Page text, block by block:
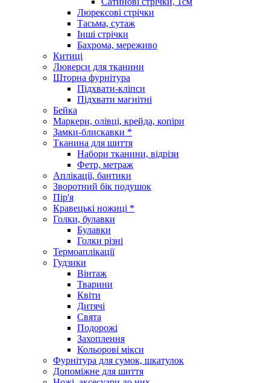
Люрексові стрічки
Тасьма, сутаж
Інші стрічки
Бахрома, мереживо
Китиці
Люверси для тканини
Шторна фурнітура
Підхвати-кліпси
Підхвати магнітні
Бейка
Маркери, олівці, крейда, копіри
Замки-блискавки *
Тканина для шиття
Набори тканини, відрізи
Фетр, метраж
Аплікації, бантики
Зворотний бік подушок
Пір'я
Кравецькі ножиці *
Голки, булавки
Булавки
Голки різні
Термоаплікації
Гудзики
Вінтаж
Тварини
Квіти
Дитячі
Свята
Подорожі
Захоплення
Кольорові мікси
Фурнітура для сумок, шкатулок
Допоміжне для шиття